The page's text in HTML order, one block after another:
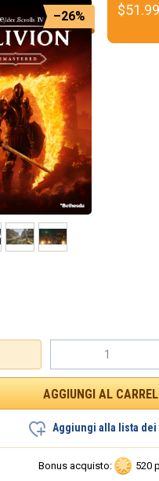
–26%
Aggiungi alla lista
Bonus acquisto: 520
$51.99